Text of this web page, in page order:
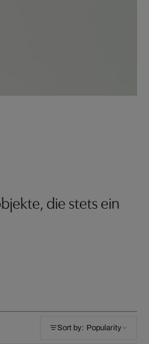
die stets ein
Sort by: Popularity